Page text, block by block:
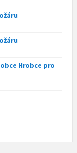
Hrobce pro